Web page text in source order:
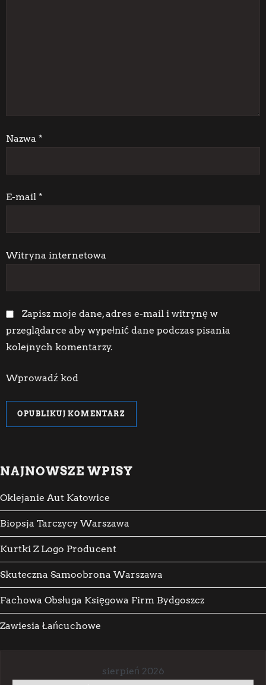
p
i
s
u
Nazwa *
E-mail *
Witryna internetowa
Zapisz moje dane, adres e-mail i witrynę w
przeglądarce aby wypełnić dane podczas pisania
kolejnych komentarzy.
Wprowadź kod
NAJNOWSZE WPISY
Oklejanie Aut Katowice
Biopsja Tarczycy Warszawa
Kurtki Z Logo Producent
Skuteczna Samoobrona Warszawa
Fachowa Obsługa Księgowa Firm Bydgoszcz
Zawiesia Łańcuchowe
sierpień 2026